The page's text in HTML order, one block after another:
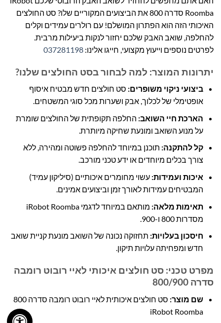
Roomba סדרה 800 את הביצועים המקוריים שלו? סט החולצים
האיכותי הזה הוא הפתרון המושלם! עם רולרים עמידים וקלים
להחלפה, שואב האבק שלכם יחזור לנקות ביעילות מרבית.
לפרטים נוספים וייעוץ מקצועי, חייגו אלינו: 037281198
יתרונות המוצר: למה לבחור בסט החולצים שלנו?
ביצועי ניקוי משופרים: סט חולצים חדש מבטיח איסוף
אופטימלי של לכלוך, אבק ושערות מכל סוגי המשטחים.
הארכת חיי השואב: החלפה תקופתית של החולצים שומרת
על מנוע השואב ומונעת שחיקה מיותרת.
קל להתקנה: תוכנן במיוחד להחלפה פשוטה ומהירה, ללא
צורך בכלים מיוחדים או ידע טכני מורכב.
איכות ועמידות: עשוי מחומרים איכותיים (סיליקון עמיד)
המבטיחים עמידות לאורך זמן וביצועים אמינים.
תאימות מלאה:
מותאם במיוחד לדגמי iRobot Roomba
מסדרות 800 ו-900.
חיסכון בעלויות: תחזוקה נכונה של השואב מונעת קניית שואב
חדש ומפחיתה עלויות תיקון.
מפרט טכני: סט חולצים איכותי לאיי רובוט רומבה
סדרה 800/900
שם מוצר:
סט חולצים איכותית לאיי רובוט רומבה סדרה 800
iRobot Roomba